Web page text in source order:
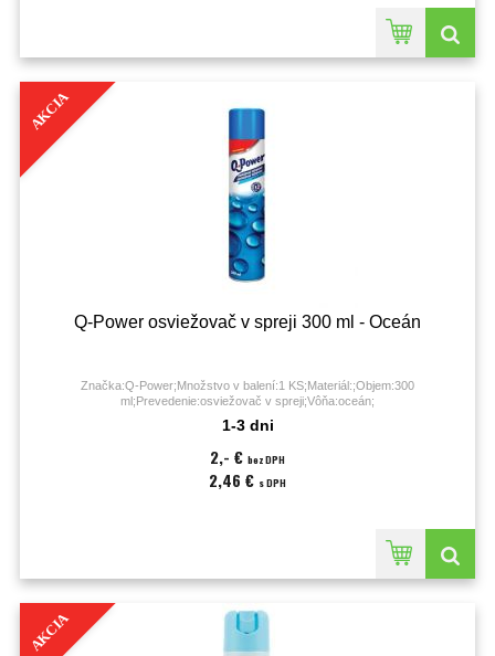
AKCIA
Q-Power osviežovač v spreji 300 ml - Oceán
Značka:Q-Power;Množstvo v balení:1 KS;Materiál:;Objem:300
ml;Prevedenie:osviežovač v spreji;Vôňa:oceán;
1-3 dni
2,- € bez DPH
2,46 € s DPH
AKCIA